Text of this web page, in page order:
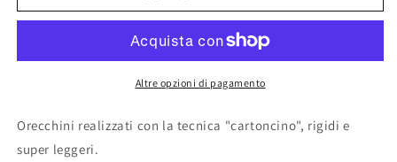
&quot;GAUGUIN&quot;GAUGUIN
Altre opzioni di pagamento
Orecchini realizzati con la tecnica "cartoncino", rigidi e
super leggeri.